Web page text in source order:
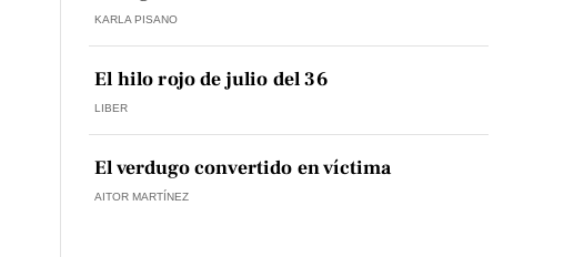
KARLA PISANO
El hilo rojo de julio del 36
LIBER
El verdugo convertido en víctima
AITOR MARTÍNEZ